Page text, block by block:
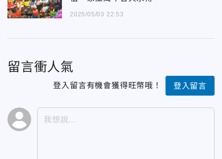
2025/05/03 22:53
留言衝人氣
登入留言有機會獲得旺幣哦！ 登入留言